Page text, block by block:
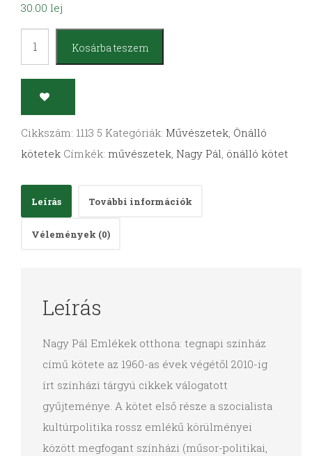
30.00 lej
Emlékek
otthona:
Kosárba teszem
Cikkszám: 1113 5 Kategóriák: Művészetek, Önálló
kötetek Címkék: művészetek, Nagy Pál, önálló kötet
Leírás További információk
Vélemények (0)
Leírás
Nagy Pál Emlékek otthona: tegnapi színház
című kötete az 1960-as évek végétől 2010-ig
írt színházi tárgyú cikkek válogatott
gyűjteménye. A kötet első része a szocialista
kultúrpolitika rossz emlékű körülményei
között megfogant színházi (műsor-politikai,